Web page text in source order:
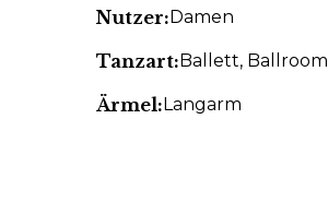
Nutzer:Damen
Tanzart:Ballett, Ballroom
Ärmel:Langarm